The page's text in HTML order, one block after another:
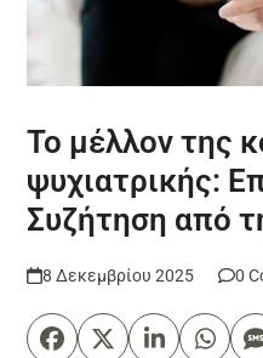
Το μέλλον της
ψυχιατρικής:
Συζήτηση από
8 Δεκεμβρίου 2025 0